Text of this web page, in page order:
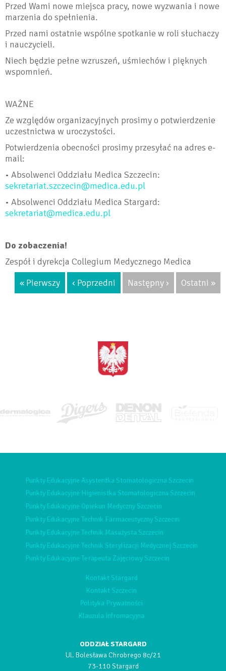
Przed Wami nowe miejsca pracy, nowe wyzwania i nowe
marzenia do spełnienia.
Przed nami ostatnie wspólne spotkanie w roli słuchaczy
i nauczycieli.
Niech będzie pełne wzruszeń, uśmiechów i pięknych
wspomnień.
WAŻNE
Ze względów organizacyjnych prosimy o potwierdzenie
uczestnictwa w uroczystości.
Potwierdzenia obecności prosimy przesyłać na adres e-
mail:
• Absolwenci Oddziału Medica Szczecin:
sekretariat.szczecin@medica.edu.pl
• Absolwenci Oddziału Medica Stargard:
sekretariat@medica.edu.pl
Do zobaczenia!
Zespół i dyrekcja Collegium Medycznego Medica
« Pierwszy
‹ Poprzedni Następny › Ostatni »
Punkty Edukacyjne Asystentka Stomatologiczna Szczecin
Punkty Edukacyjne Higienistka Stomatologiczna Szczecin
Punkty Edukacyjne Opiekun Medyczny Szczecin
Punkty Edukacyjne Technik Farmaceutyczny Szczecin
Punkty Edukacyjne Technik Masażysta Szczecin
Punkty Edukacyjne Technik Sterylizacji Medycznej Szczecin
Punkty Edukacyjne Terapeuta Zajęciowy Szczecin
Kontakt Stargard
Kontakt Szczecin
Polityka Prywatności
Klauzula Infromacyjna
ODDZIAŁ STARGARD
Ul. Bolesława Chrobrego 8c/21
73-110 Stargard